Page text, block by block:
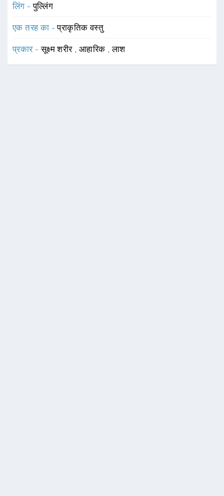
लिंग -पुल्लिंग
एक तरह का -प्राकृतिक वस्तु
प्रकार -सूक्ष्म शरीर आहारिक ,लाश